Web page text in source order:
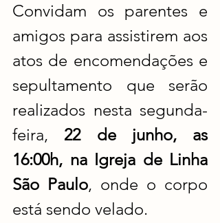
Convidam os parentes e
amigos para assistirem aos
atos de encomendações e
sepultamento que serão
realizados nesta segunda-
feira, 22 de junho, as
16:00h, na Igreja de Linha
São Paulo, onde o corpo
está sendo velado.